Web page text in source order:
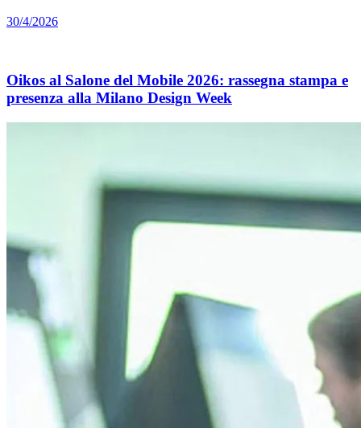
30/4/2026
Oikos al Salone del Mobile 2026: rassegna stampa e
presenza alla Milano Design Week